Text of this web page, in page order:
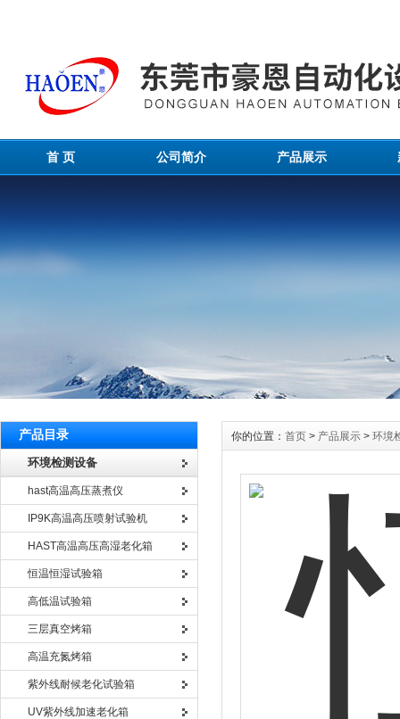
首 页 公司简介 产品展示
产品目录
环境检测设备
hast高温高压蒸煮仪
IP9K高温高压喷射试验机
HAST高温高压高湿老化箱
恒温恒湿试验箱
高低温试验箱
三层真空烤箱
高温充氮烤箱
紫外线耐候老化试验箱
UV紫外线加速老化箱
你的位置： 首页 > 产品展示 > 环境